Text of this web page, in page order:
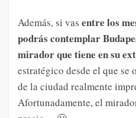
Además, si vas entre los
podrás contemplar
mirador que tiene en su
estratégico desde el que se
de la ciudad realmente
Afortunadamente, el